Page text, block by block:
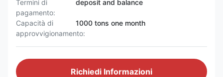
Termini di
pagamento:
deposit and balance
Capacità di
approvvigionamento:
1000 tons one month
Richiedi Informazioni